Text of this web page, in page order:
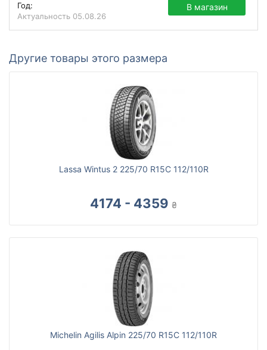
Год:
Актуальность 05.08.26
В магазин
Другие товары этого размера
Lassa Wintus 2 225/70 R15C 112/110R
4174 - 4359 ₴
Michelin Agilis Alpin 225/70 R15C 112/110R